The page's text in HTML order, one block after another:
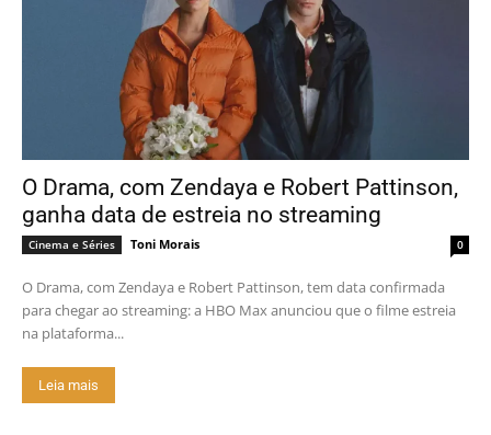
O Drama, com Zendaya e Robert Pattinson,
ganha data de estreia no streaming
Cinema e Séries Toni Morais 0
O Drama, com Zendaya e Robert Pattinson, tem data confirmada
para chegar ao streaming: a HBO Max anunciou que o filme estreia
na plataforma...
Leia mais